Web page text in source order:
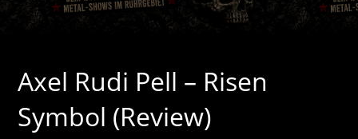
Axel Rudi Pell – Risen
Symbol (Review)